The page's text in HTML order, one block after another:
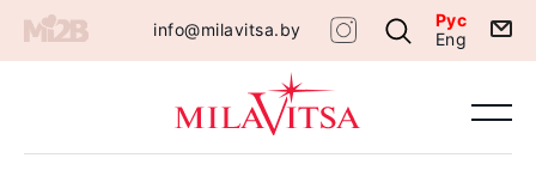
info@milavitsa.by
Рус
Eng